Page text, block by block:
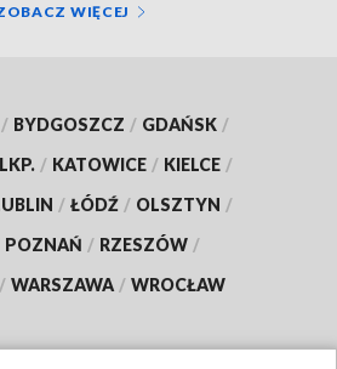
WIĘCEJ
/ BYDGOSZCZ / GDAŃSK /
/ KATOWICE / KIELCE /
/ ŁÓDŹ / OLSZTYN /
POZNAŃ / RZESZÓW /
/ WARSZAWA / WROCŁAW